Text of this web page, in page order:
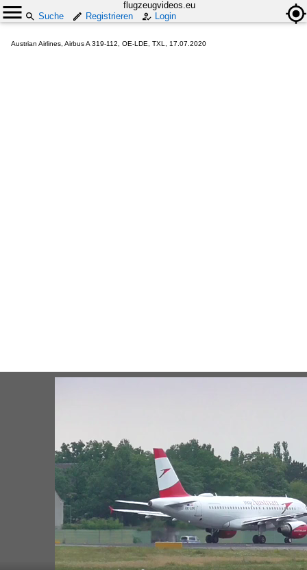
flugzeugvideos.eu
Suche
Registrieren Login
Austrian Airlines, Airbus A 319-112, OE-LDE, TXL, 17.07.2020